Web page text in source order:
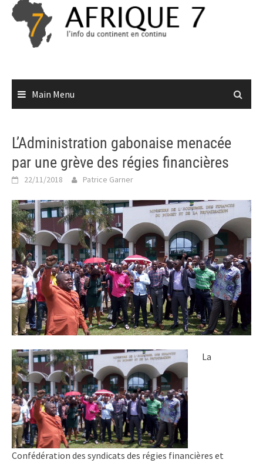
Skip
content
Main Menu
L’Administration gabonaise menacée
par une grève des régies financières
22/11/2018 Patrice Garner
La
Confédération des syndicats des régies financières et